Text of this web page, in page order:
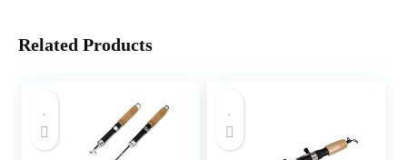
Related Products